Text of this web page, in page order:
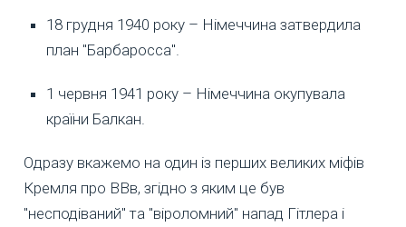
18 грудня 1940 року – Німеччина затвердила
план "Барбаросса".
1 червня 1941 року – Німеччина окупувала
країни Балкан.
Одразу вкажемо на один із перших великих міфів
Кремля про ВВв, згідно з яким це був
"несподіваний" та "віроломний" напад Гітлера і